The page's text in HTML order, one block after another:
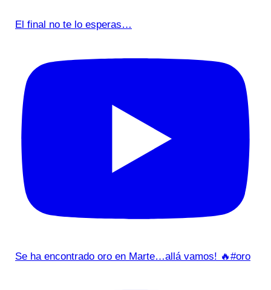
El final no te lo esperas…
Se ha encontrado oro en Marte…allá vamos! 🔥#oro